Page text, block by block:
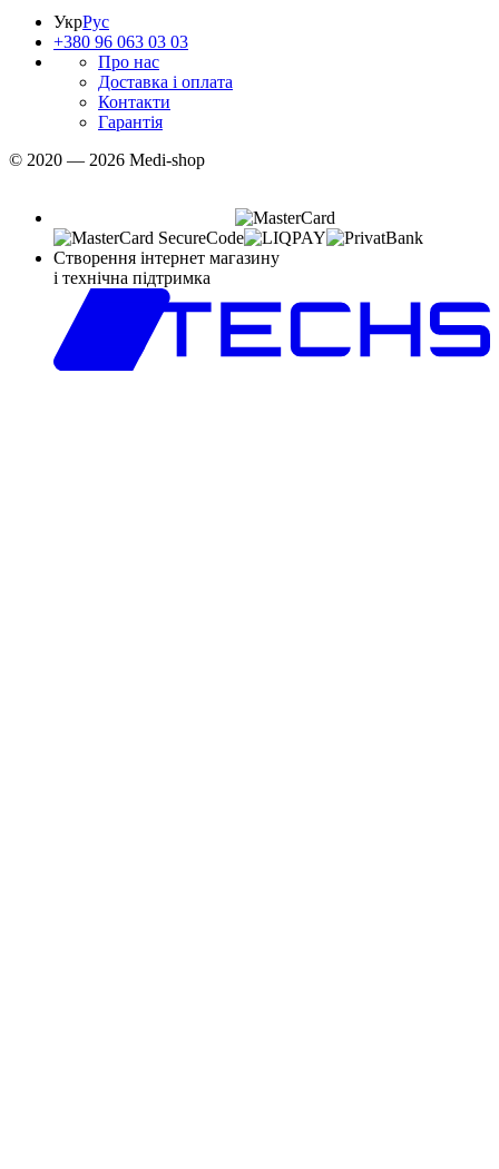
УкрРус
+380 96 063 03 03
Про нас
Доставка і оплата
Контакти
Гарантія
© 2020 — 2026 Medi-shop
Створення інтернет магазину
і технічна підтримка